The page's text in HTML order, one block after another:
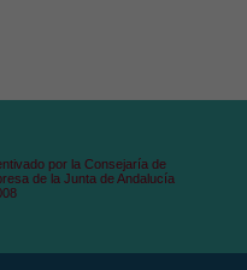
por la Consejaría de
de la Junta de Andalucía